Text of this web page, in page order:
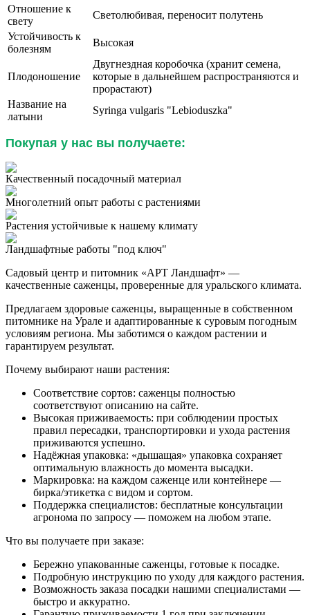
Отношение к
свету
Светолюбивая, переносит полутень
Устойчивость к
болезням
Высокая
Плодоношение
Двугнездная коробочка (хранит семена,
которые в дальнейшем распространяются и
прорастают)
Название на
латыни
Syringa vulgaris "Lebioduszka"
Покупая у нас вы получаете:
Качественный посадочный материал
Многолетний опыт работы с растениями
Растения устойчивые к нашему климату
Ландшафтные работы "под ключ"
Садовый центр и питомник «АРТ Ландшафт» —
качественные саженцы, проверенные для уральского климата.
Предлагаем здоровые саженцы, выращенные в собственном
питомнике на Урале и адаптированные к суровым погодным
условиям региона. Мы заботимся о каждом растении и
гарантируем результат.
Почему выбирают наши растения:
Соответствие сортов: саженцы полностью
соответствуют описанию на сайте.
Высокая приживаемость: при соблюдении простых
правил пересадки, транспортировки и ухода растения
приживаются успешно.
Надёжная упаковка: «дышащая» упаковка сохраняет
оптимальную влажность до момента высадки.
Маркировка: на каждом саженце или контейнере —
бирка/этикетка с видом и сортом.
Поддержка специалистов: бесплатные консультации
агронома по запросу — поможем на любом этапе.
Что вы получаете при заказе:
Бережно упакованные саженцы, готовые к посадке.
Подробную инструкцию по уходу для каждого растения.
Возможность заказа посадки нашими специалистами —
быстро и аккуратно.